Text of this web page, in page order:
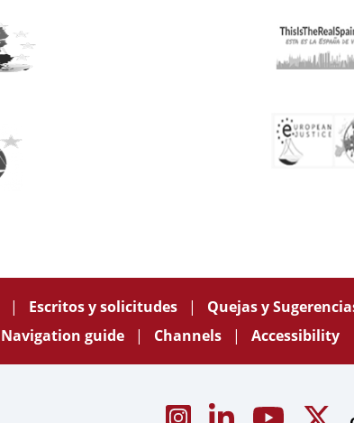
Escritos y solicitudes Quejas y
Navigation guide
Channels Accessibility